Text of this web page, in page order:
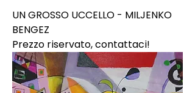
UN GROSSO UCCELLO - MILJENKO
BENGEZ
Prezzo riservato, contattaci!